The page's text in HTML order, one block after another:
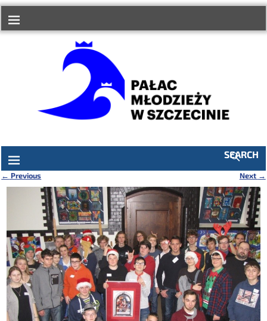
treści
SEARCH
Nawigacja
← Previous Next →